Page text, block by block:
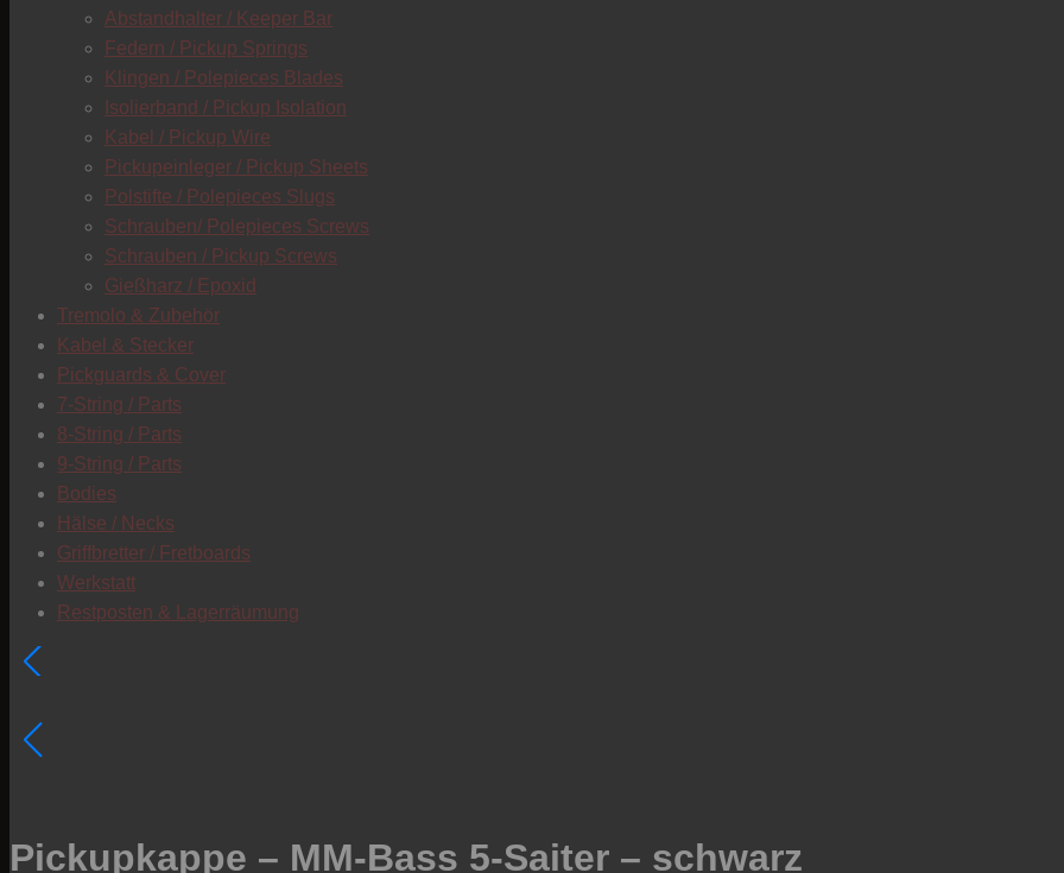
Abstandhalter / Keeper Bar
Federn / Pickup Springs
Klingen / Polepieces Blades
Isolierband / Pickup Isolation
Kabel / Pickup Wire
Pickupeinleger / Pickup Sheets
Polstifte / Polepieces Slugs
Schrauben/ Polepieces Screws
Schrauben / Pickup Screws
Gießharz / Epoxid
Tremolo & Zubehör
Kabel & Stecker
Pickguards & Cover
7-String / Parts
8-String / Parts
9-String / Parts
Bodies
Hälse / Necks
Griffbretter / Fretboards
Werkstatt
Restposten & Lagerräumung
Pickupkappe – MM-Bass 5-Saiter – schwarz